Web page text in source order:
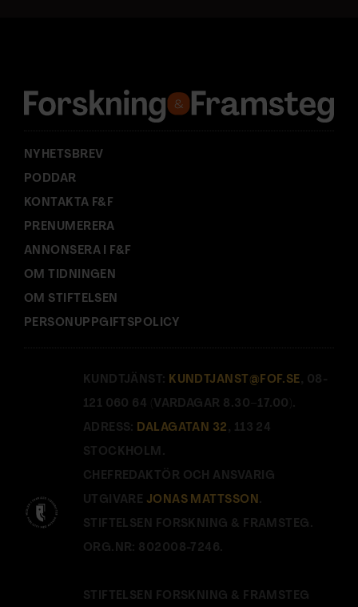
s
:
NYHETSBREV
PODDAR
KONTAKTA F&F
PRENUMERERA
ANNONSERA I F&F
OM TIDNINGEN
OM STIFTELSEN
PERSONUPPGIFTSPOLICY
KUNDTJÄNST: KUNDTJANST@FOF.SE , 08-
121 060 64 (VARDAGAR 8.30–17.00).
ADRESS: DALAGATAN 32 , 113 24
STOCKHOLM.
CHEFREDAKTÖR OCH ANSVARIG
UTGIVARE JONAS MATTSSON.
STIFTELSEN FORSKNING & FRAMSTEG.
ORG.NR: 802008-7246.
STIFTELSEN FORSKNING & FRAMSTEG